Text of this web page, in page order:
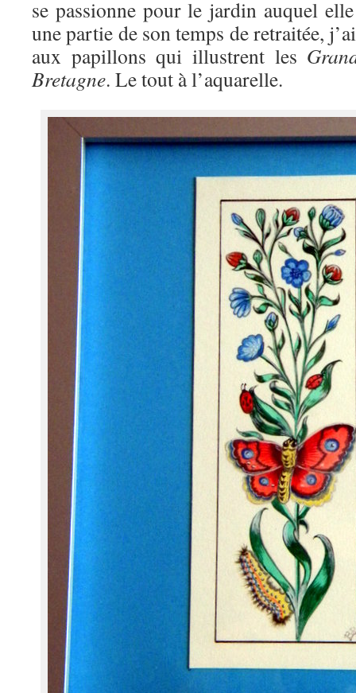
se passionne pour le jardin auquel
une partie de son temps de retraitée,
aux papillons qui illustrent les
Bretagne. Le tout à l’aquarelle.